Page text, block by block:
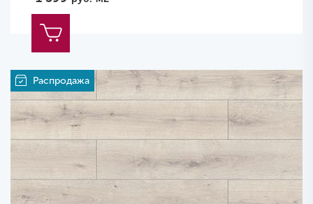
Распродажа